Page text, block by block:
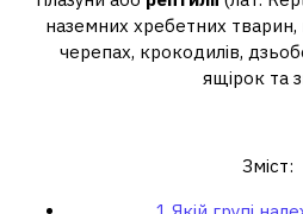
наземних хребетних
черепах, крокодилів,
ящірок та
Зміст: